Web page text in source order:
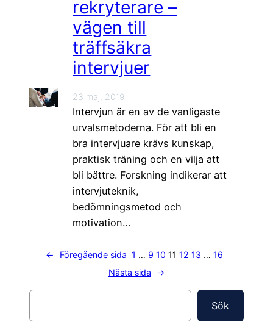
rekryterare –
vägen till
träffsäkra
intervjuer
23 maj, 2019
Intervjun är en av de vanligaste
urvalsmetoderna. För att bli en
bra intervjuare krävs kunskap,
praktisk träning och en vilja att
bli bättre. Forskning indikerar att
intervjuteknik,
bedömningsmetod och
motivation…
← Föregående sida 1 … 9 10 11 12 13 … 16
Nästa sida
→
Sök